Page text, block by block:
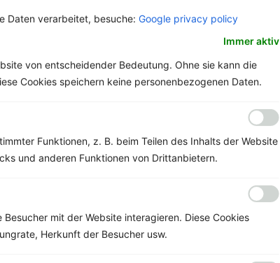
Daten verarbeitet, besuche: Google privacy policy
Immer aktiv
von entscheidender Bedeutung. Ohne sie kann die
Cookies speichern keine personenbezogenen Daten.
Funktionen, z. B. beim Teilen des Inhalts der Website
und anderen Funktionen von Drittanbietern.
mit der Website interagieren. Diese Cookies
Herkunft der Besucher usw.